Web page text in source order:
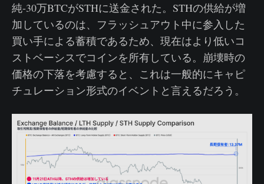
純-30万BTCがSTHに送金された。STHの供給が増
加しているのは、フラッシュアウト中に参入した
買い手による蓄積であるため、現在はより低いコ
ストベーシスでコインを所有している。崩壊時の
価格の下落を考慮すると、これは一般的にキャピ
チュレーション形式のイベントと言えるだろう。